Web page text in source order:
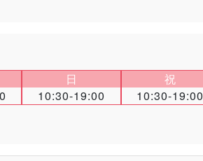
日
10:30-19:00
祝
10:30-19:00